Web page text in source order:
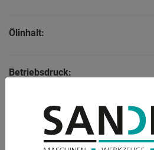
Ölinhalt:
Betriebsdruck:
Spannung: